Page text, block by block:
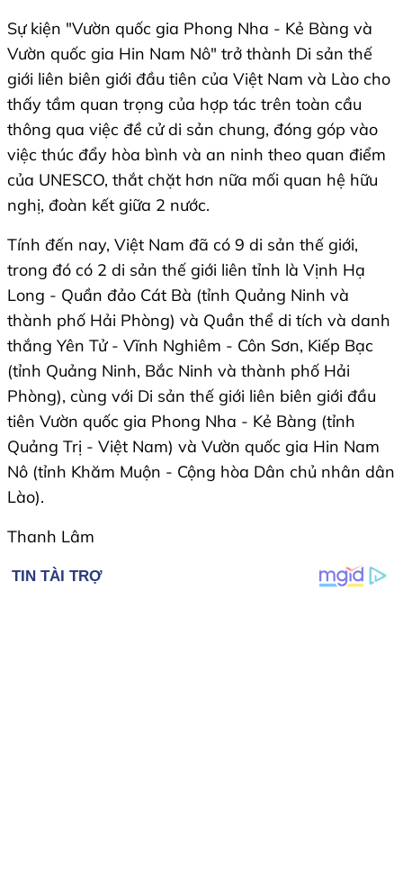
Sự kiện "Vườn quốc gia Phong Nha - Kẻ Bàng và
Vườn quốc gia Hin Nam Nô" trở thành Di sản thế
giới liên biên giới đầu tiên của Việt Nam và Lào cho
thấy tầm quan trọng của hợp tác trên toàn cầu
thông qua việc đề cử di sản chung, đóng góp vào
việc thúc đẩy hòa bình và an ninh theo quan điểm
của UNESCO, thắt chặt hơn nữa mối quan hệ hữu
nghị, đoàn kết giữa 2 nước.
Tính đến nay, Việt Nam đã có 9 di sản thế giới,
trong đó có 2 di sản thế giới liên tỉnh là Vịnh Hạ
Long - Quần đảo Cát Bà (tỉnh Quảng Ninh và
thành phố Hải Phòng) và Quần thể di tích và danh
thắng Yên Tử - Vĩnh Nghiêm - Côn Sơn, Kiếp Bạc
(tỉnh Quảng Ninh, Bắc Ninh và thành phố Hải
Phòng), cùng với Di sản thế giới liên biên giới đầu
tiên Vườn quốc gia Phong Nha - Kẻ Bàng (tỉnh
Quảng Trị - Việt Nam) và Vườn quốc gia Hin Nam
Nô (tỉnh Khăm Muộn - Cộng hòa Dân chủ nhân dân
Lào).
Thanh Lâm